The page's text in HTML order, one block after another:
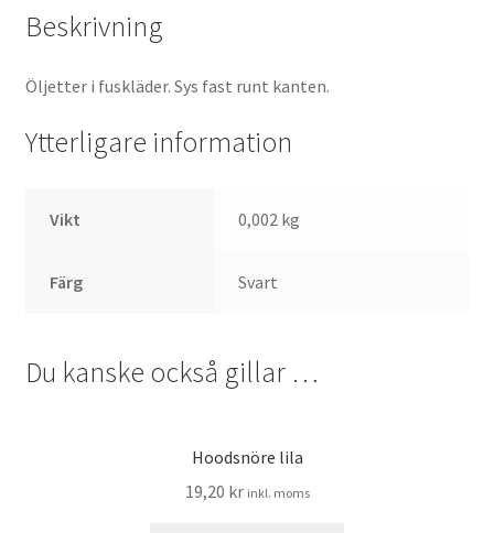
Beskrivning
Öljetter i fuskläder. Sys fast runt kanten.
Ytterligare information
Vikt 0,002 kg
Färg Svart
Du kanske också gillar …
Hoodsnöre lila
19,20 kr inkl. moms